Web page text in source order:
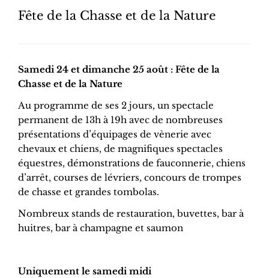
Fête de la Chasse et de la Nature
Samedi 24 et dimanche 25 août : Fête de la
Chasse et de la Nature
Au programme de ses 2 jours, un spectacle
permanent de 13h à 19h avec de nombreuses
présentations d’équipages de vènerie avec
chevaux et chiens, de magnifiques spectacles
équestres, démonstrations de fauconnerie, chiens
d’arrêt, courses de lévriers, concours de trompes
de chasse et grandes tombolas.
Nombreux stands de restauration, buvettes, bar à
huitres, bar à champagne et saumon
Uniquement le samedi midi